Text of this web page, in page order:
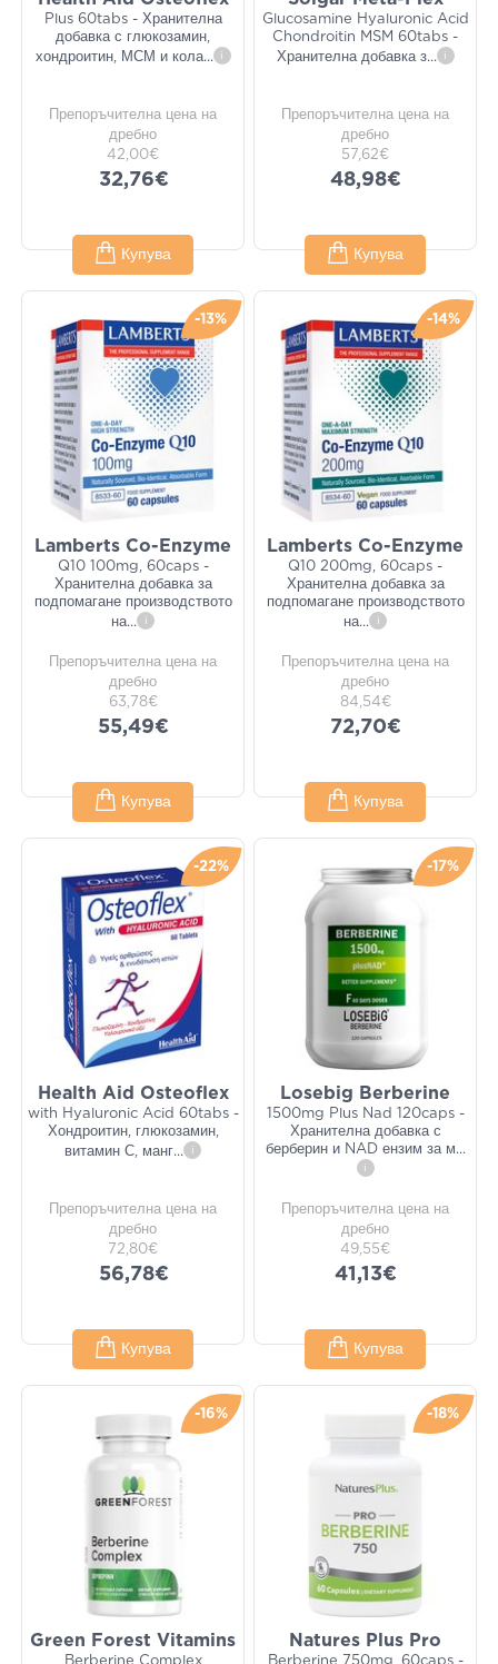
Plus 60tabs - Хранителна
добавка с глюкозамин,
хондроитин, МСМ и кола... i
Препоръчителна цена на
дребно
42,00€
32,76€
Купува
Glucosamine Hyaluronic Acid
Chondroitin MSM 60tabs -
Хранителна добавка з... i
Препоръчителна цена на
дребно
57,62€
48,98€
Купува
-13%
Lamberts Co-Enzyme
Q10 100mg, 60caps -
Хранителна добавка за
подпомагане производството
на... i
Препоръчителна цена на
дребно
63,78€
55,49€
Купува
-14%
Lamberts Co-Enzyme
Q10 200mg, 60caps -
Хранителна добавка за
подпомагане производството
на... i
Препоръчителна цена на
дребно
84,54€
72,70€
Купува
-22%
Health Aid Osteoflex
with Hyaluronic Acid 60tabs -
Хондроитин, глюкозамин,
витамин С, манг... i
Препоръчителна цена на
дребно
72,80€
56,78€
Купува
-17%
Losebig Berberine
1500mg Plus Nad 120caps -
Хранителна добавка с
берберин и NAD ензим за м...
i
Препоръчителна цена на
дребно
49,55€
41,13€
Купува
-16%
Green Forest Vitamins
-18%
Natures Plus Pro